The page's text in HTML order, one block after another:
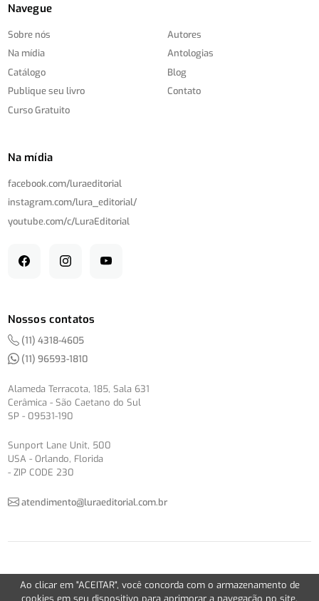
Navegue
Sobre nós
Na mídia
Catálogo
Publique seu livro
Curso Gratuito
Autores
Antologias
Blog
Contato
Na mídia
facebook.com/luraeditorial
instagram.com/lura_editorial/
youtube.com/c/LuraEditorial
Nossos contatos
(11) 4318-4605
(11) 96593-1810
Alameda Terracota, 185, Sala 631
Cerâmica - São Caetano do Sul
SP - 09531-190
Sunport Lane Unit, 500
USA - Orlando, Florida
- ZIP CODE 230
atendimento@luraeditorial.com.br
© Copyright 2012-2026 -Política de Privacidade
Version 2.5.1
Ao clicar em "ACEITAR", você concorda com o armazenamento de
cookies em seu dispositivo para aprimorar a navegação no site,